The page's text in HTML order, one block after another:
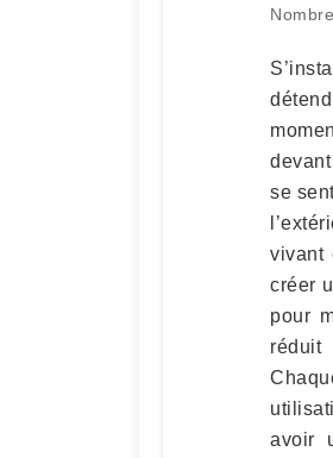
se
vivant
créer
pour
réduit
avoir